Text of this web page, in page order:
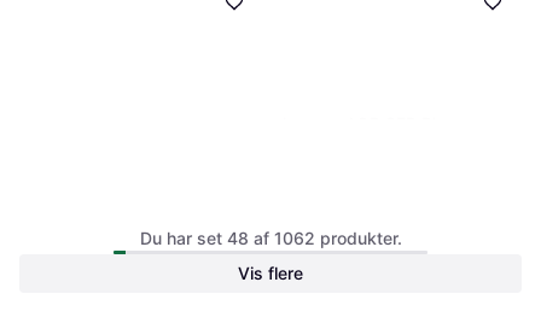
Lenovo ThinkPad T14s Gen 6
14" Qualcomm Snapdragon X Plus,
Du har set 48 af 1062 produkter.
Vis flere